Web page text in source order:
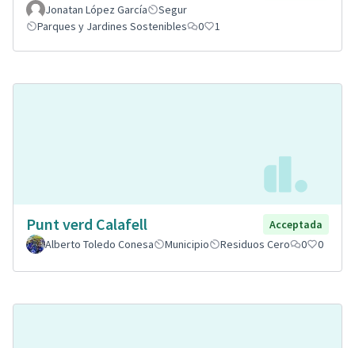
Jonatan López García
Segur
Parques y Jardines Sostenibles
0 1
Punt verd Calafell
Acceptada
Alberto Toledo Conesa
Municipio Residuos Cero 0 0